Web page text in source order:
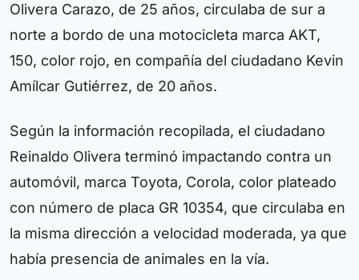
Olivera Carazo, de 25 años, circulaba de sur a
norte a bordo de una motocicleta marca AKT,
150, color rojo, en compañía del ciudadano Kevin
Amílcar Gutiérrez, de 20 años.
Según la información recopilada, el ciudadano
Reinaldo Olivera terminó impactando contra un
automóvil, marca Toyota, Corola, color plateado
con número de placa GR 10354, que circulaba en
la misma dirección a velocidad moderada, ya que
había presencia de animales en la vía.